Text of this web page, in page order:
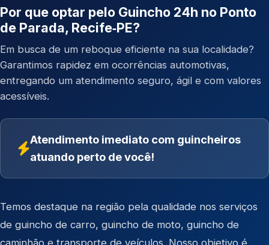
Por que optar pelo Guincho 24h no Ponto
de Parada, Recife‑PE?
Em busca de um reboque eficiente na sua localidade?
Garantimos rapidez em ocorrências automotivas,
entregando um atendimento seguro, ágil e com valores
acessíveis.
Atendimento imediato com guincheiros
atuando perto de você!
Temos destaque na região pela qualidade nos serviços
de guincho de carro, guincho de moto, guincho de
caminhão e transporte de veículos . Nosso objetivo é